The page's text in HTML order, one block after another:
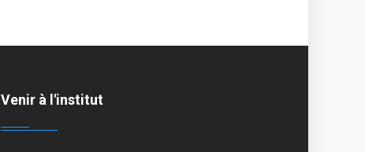
Venir à l'institut